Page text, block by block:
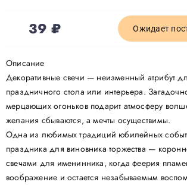
Политика
39₽ Ожидает
Описание
Декоративные свечи — неизменный атрибут
праздничного стола или интерьера.
мерцающих огоньков подарит атмосферу
желания сбываются, а мечты осуществимы.
Одна из любимых традиций юбилейных
праздника для виновника торжества —
свечами для именинника, когда феерия
воображение и остается незабываемым